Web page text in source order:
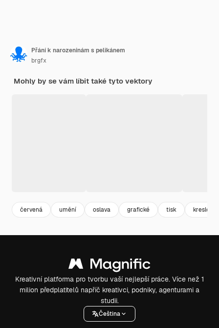
Přání k narozeninám s pelikánem
brgfx
Mohly by se vám líbit také tyto vektory
červená umění oslava grafické tisk kreslení
Kreativní platforma pro tvorbu vaší nejlepší práce. Více než 1
milion předplatitelů napříč kreativci, podniky, agenturami a
studii.
Čeština